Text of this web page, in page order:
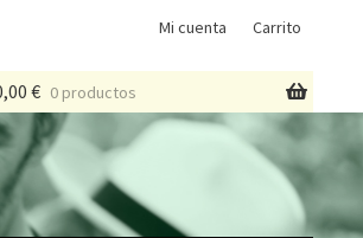
Mi cuenta Carrito
€ 0 productos